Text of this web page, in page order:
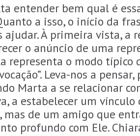
entender bem qual é
a isso, o início da
ajudar. À primeira vista, a
o anúncio de uma
representa o modo típico
Leva-nos a
Marta a se relacionar
a estabelecer um vínculo
mas de um amigo que
profundo com Ele.